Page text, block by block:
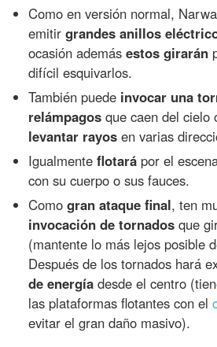
Como en versión normal,
emitirgrandes anillos
ocasión ademásestos girarán
difícil esquivarlos.
También puede invocar una
relámpagos que caen del cielo
levantar rayos en varias
Igualmenteflotará por el
con su cuerpo o sus fauces.
Comogran ataque final, ten
invocación de tornados que
(mantente lo más lejos posible
Después de los tornados hará
de energía desde el centro
las plataformas flotantes con el
evitar el gran daño masivo).